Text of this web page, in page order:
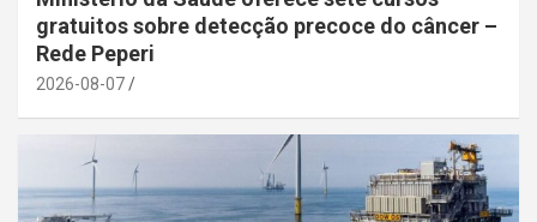
gratuitos sobre detecção precoce do câncer –
Rede Peperi
2026-08-07